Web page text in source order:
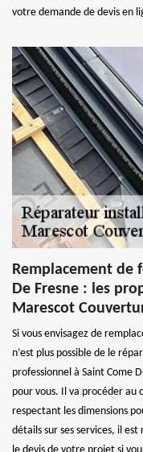
votre demande de devis en
Remplacement de
De Fresne : les
Marescot
Si vous envisagez de
n’est plus possible de le
professionnel à Saint Come
pour vous. Il va procéder
respectant les dimensions
détails sur ses services, il